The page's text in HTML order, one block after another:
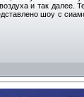
и так
шоу с